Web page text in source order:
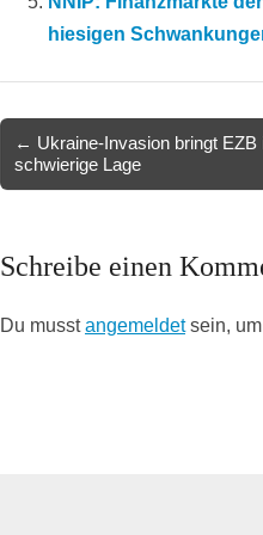
hiesigen
navigation
← Ukraine-Invasion bringt EZB
schwierige Lage
Schreibe einen
Du musstangemeldetsein, um